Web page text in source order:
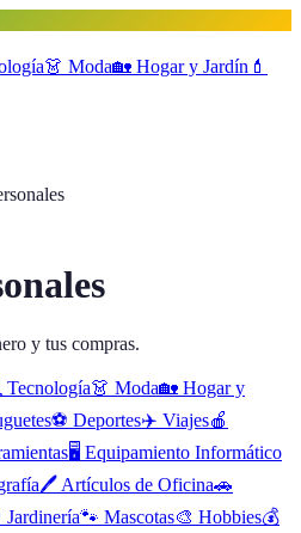
👗 Moda🏡 Hogar y Jardín 💄
y tus compras.
Tecnología👗 Moda🏡 Hogar y
⚽ Deportes✈️ Viajes🍎
🖥️ Equipamiento Informático
🖊️ Artículos de Oficina🚗
Jardinería🐾 Mascotas🎨 Hobbies💰